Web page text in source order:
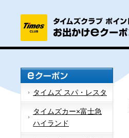
タイムズ スパ・レスタ
タイムズカー×富士急
ハイランド